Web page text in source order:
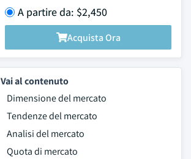
A partire da: $2,450
Acquista Ora
Vai al contenuto
Dimensione del mercato
Tendenze del mercato
Analisi del mercato
Quota di mercato